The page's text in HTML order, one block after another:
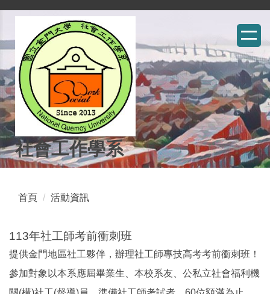
主
內
容
區
社會工作學系
首頁 活動資訊
113年社工師考前衝刺班
提供金門地區社工夥伴，辦理社工師專技高考考前衝刺班！
參加對象以本系應屆畢業生、本校系友、公私立社會福利機